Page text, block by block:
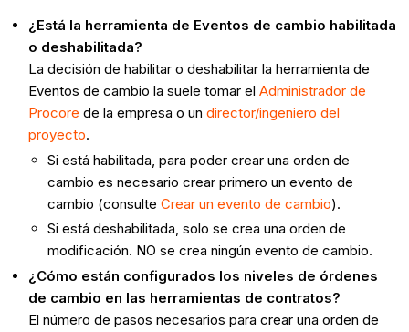
¿Está la herramienta de Eventos de cambio habilitada
o deshabilitada?
La decisión de habilitar o deshabilitar la herramienta de
Eventos de cambio la suele tomar elAdministrador de
Procore de la empresa o undirector/ingeniero del
proyecto.
Si está habilitada, para poder crear una orden de
cambio es necesario crear primero un evento de
cambio (consulteCrear un evento de cambio).
Si está deshabilitada, solo se crea una orden de
modificación. NO se crea ningún evento de cambio.
¿Cómo están configurados los niveles de órdenes
de cambio en las herramientas de contratos?
El número de pasos necesarios para crear una orden de